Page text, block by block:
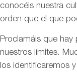
conocéis nuestra
orden que el que
Proclamáis que hay
nuestros límites.
los identificaremos